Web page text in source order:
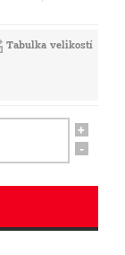
Tabulka velikostí
+
-